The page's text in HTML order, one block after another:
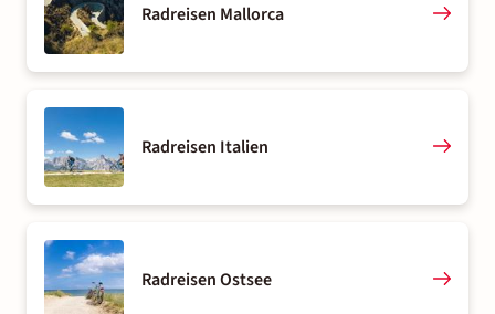
Radreisen Mallorca
Radreisen Italien
Radreisen Ostsee